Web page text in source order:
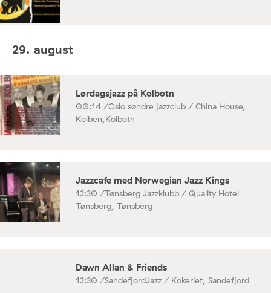
29. august
Lørdagsjazz på Kolbotn
00:14 /Oslo søndre jazzclub / China House,
Kolben,Kolbotn
Jazzcafe med Norwegian Jazz Kings
13:30 /Tønsberg Jazzklubb / Quality Hotel
Tønsberg, Tønsberg
Dawn Allan & Friends
13:30 /SandefjordJazz / Kokeriet, Sandefjord